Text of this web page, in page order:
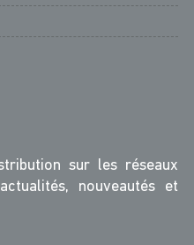
sur les réseaux
nouveautés et